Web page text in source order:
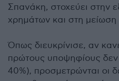
Σπανάκη, στοχεύει στην
χρημάτων και στη μείωση
Όπως διευκρίνισε, αν
πρώτους υποψηφίους δεν
40%), προσμετρώνται οι